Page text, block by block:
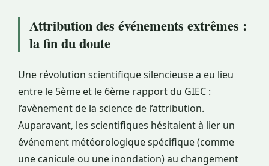
Attribution des événements extrêmes :
la fin du doute
Une révolution scientifique silencieuse a eu lieu
entre le 5ème et le 6ème rapport du GIEC :
l’avènement de la science de l’attribution.
Auparavant, les scientifiques hésitaient à lier un
événement météorologique spécifique (comme
une canicule ou une inondation) au changement